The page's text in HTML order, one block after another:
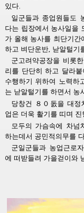
있다.
일군들과 종업원들도
다는 립장에서 농사일을
가 올해 농사를 최단기간
하고 벼단운반, 낟알털기
군고려약공장을 비롯
리를 단단히 하고 달라
수행하기 위하여 노력하
는 낟알털기를 하면서 농
당창건 ８０돐을 대정
업은 더욱 활기를 띠며 진
모두의 가슴속에 차넘
하는데서 공민적의무를
군일군들과 농업근로
에 떠받들려 가을걷이와